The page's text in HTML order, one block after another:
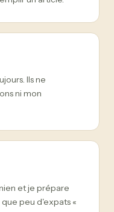
Ils ne
ni mon
et je prépare
peu d'expats «